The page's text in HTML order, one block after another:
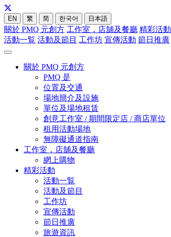
EN 繁 简 한국어 日本語
關於 PMQ 元創方 工作室，店舖及餐廳 精彩活動
活動一覧 活動及節目 工作坊 宣傳活動 節日推廣
關於 PMQ 元創方
PMQ 是
位置及交通
場地簡介及設施
單位及場地租賃
創意工作室 / 期間限定店 / 商店單位
租用活動場地
無障礙通道指南
工作室，店舖及餐廳
網上購物
精彩活動
活動一覧
活動及節目
工作坊
宣傳活動
節日推廣
旅遊資訊